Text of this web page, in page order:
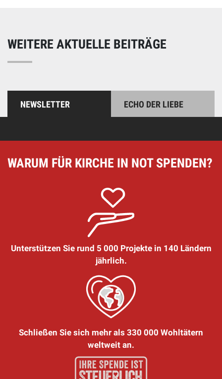
WEITERE AKTUELLE BEITRÄGE
NEWSLETTER ECHO DER LIEBE
WARUM FÜR KIRCHE IN NOT SPENDEN?
Unterstützen Sie rund 5 000 Projekte in 140 Ländern
jährlich.
Schließen Sie sich mehr als 330 000 Wohltätern
weltweit an.